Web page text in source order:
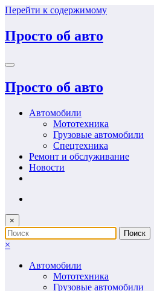
Перейти к содержимому
Просто об авто
Просто об авто
Автомобили
Мототехника
Грузовые автомобили
Спецтехника
Ремонт и обслуживание
Новости
×
×
Автомобили
Мототехника
Грузовые автомобили